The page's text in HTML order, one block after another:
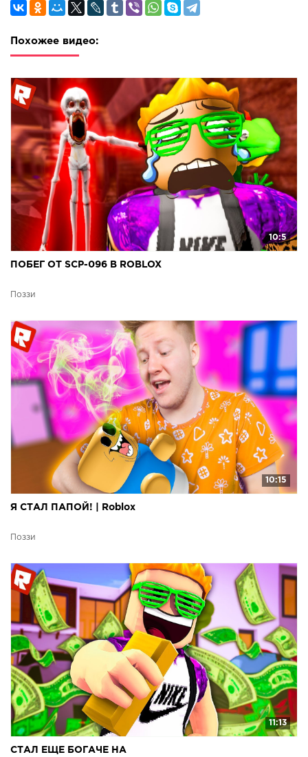
Похожее видео:
10:5
ПОБЕГ ОТ SCP-096 В ROBLOX
Поззи
10:15
Я СТАЛ ПАПОЙ! | Roblox
Поззи
11:13
СТАЛ ЕЩЕ БОГАЧЕ НА